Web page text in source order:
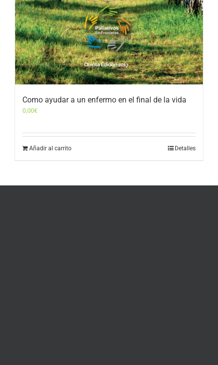
Como ayudar a un enfermo en el final de la vida
0,00€
Añadir al carrito Detalles